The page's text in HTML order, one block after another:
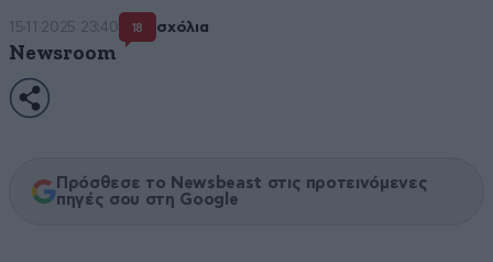
15·11·2025 23:40 18 σχόλια
Newsroom
Πρόσθεσε το Newsbeast στις προτεινόμενες
πηγές σου στη Google